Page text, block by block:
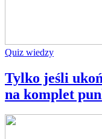
Quiz wiedzy
Tylko jeśli
na komplet